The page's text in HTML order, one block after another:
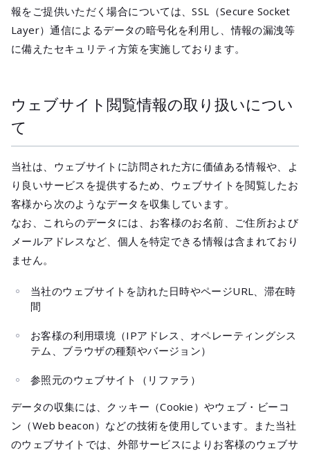
報をご提供いただく場合については、SSL（Secure Socket
Layer）通信によるデータの暗号化を利用し、情報の漏洩等
に備えたセキュリティ方策を実施しております。
ウェブサイト閲覧情報の取り扱いについ
て
当社は、ウェブサイトに訪問された方に価値ある情報や、よ
り良いサービスを提供するため、ウェブサイトを閲覧したお
客様から次のようなデータを収集しています。
なお、これらのデータには、お客様のお名前、ご住所および
メールアドレスなど、個人を特定できる情報は含まれており
ません。
当社のウェブサイトを訪れた日時やページURL、滞在時
間
お客様の利用環境（IPアドレス、オペレーティングシス
テム、ブラウザの種類やバージョン）
参照元のウェブサイト（リファラ）
データの収集には、クッキー（Cookie）やウェブ・ビーコ
ン（Web beacon）などの技術を使用しています。また当社
のウェブサイトでは、外部サービスによりお客様のウェブサ